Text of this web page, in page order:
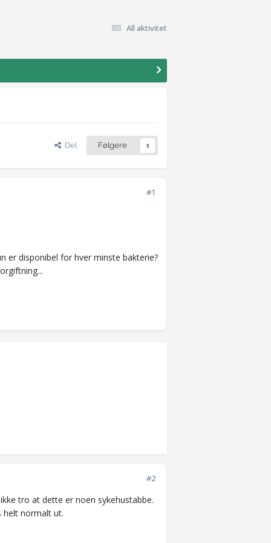
All aktivitet
Del Følgere 1
#1
er disponibel for hver minste bakterie?
#2
tro at dette er noen sykehustabbe.
helt normalt ut.